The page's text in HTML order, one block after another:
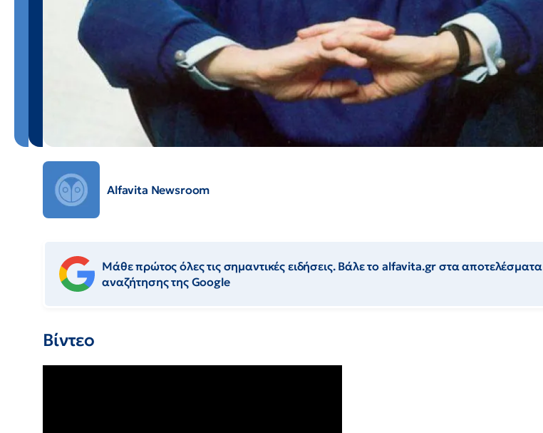
Alfavita Newsroom
Μάθε πρώτος όλες τις σημαντικές ειδήσεις. Βάλε το alfavita.gr στα αποτελέσματα
αναζήτησης της Google
Βίντεο